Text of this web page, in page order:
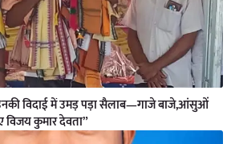
उनकी विदाई में उमड़ पड़ा सैलाब—गाजे बाजे,आंसुओं
विजय कुमार देवता”